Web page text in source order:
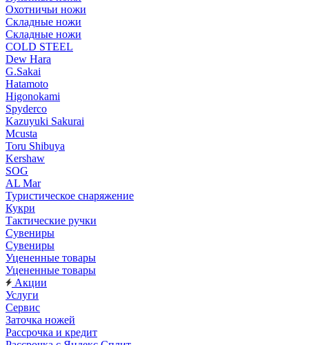
Охотничьи ножи
Складные ножи
Складные ножи
COLD STEEL
Dew Hara
G.Sakai
Hatamoto
Higonokami
Spyderco
Kazuyuki Sakurai
Mcusta
Toru Shibuya
Kershaw
SOG
AL Mar
Туристическое снаряжение
Кукри
Тактические ручки
Сувениры
Сувениры
Уцененные товары
Уцененные товары
Акции
Услуги
Сервис
Заточка ножей
Рассрочка и кредит